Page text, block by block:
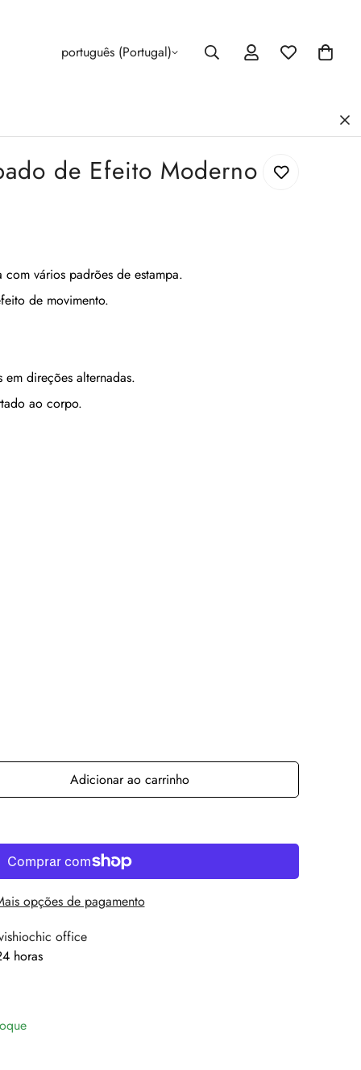
português (Portugal)
de Efeito Moderno
vários padrões de estampa.
de movimento.
direções alternadas.
ao corpo.
Adicionar ao carrinho
opções de pagamento
office
horas